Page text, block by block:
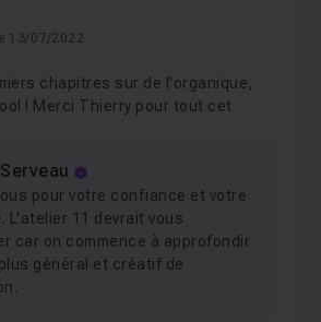
13/07/2022
chapitres sur de l'organique,
! Merci Thierry pour tout cet
pour votre confiance et votre
L'atelier 11 devrait vous
car on commence à approfondir
général et créatif de